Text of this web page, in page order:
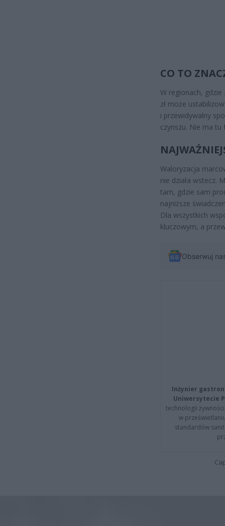
CO TO
W regionach,
zł może
i przewidywalny
czynszu. Nie ma
Waloryzacja
nie działa wstecz.
tam, gdzie sam
najniższe
Dla wszystkich
kluczowym, a
Obserwuj
Inżynier
Uniwersytecie
technologii
w
standardów